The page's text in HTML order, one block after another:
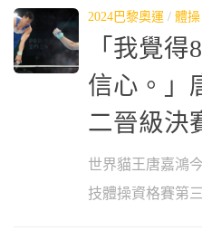
2024巴黎奧運 / 體操
「我覺
信心。」
二晉級決
世界貓王唐嘉鴻
技體操資格賽第